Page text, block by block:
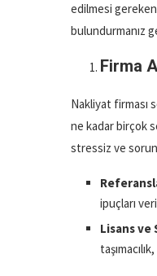
edilmesi
bulundurmanız
Firma
Nakliyat firması
ne kadar birçok
stressiz ve
ipuçları
Lisans ve